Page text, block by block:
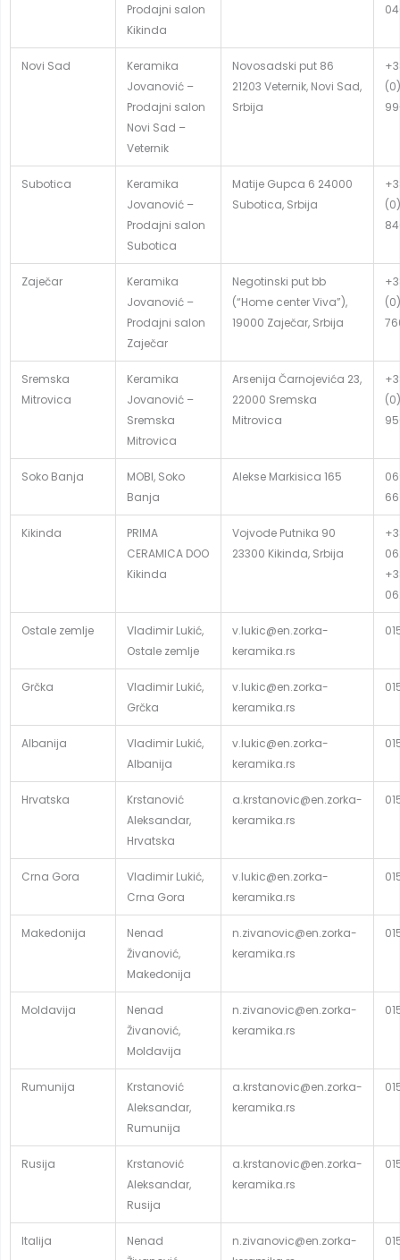
Prodajni salon
Kikinda
Novi Sad
Keramika
Jovanović –
Prodajni salon
Novi Sad –
Veternik
Novosadski put 86
21203 Veternik, Novi Sad,
Srbija
Subotica
Keramika
Jovanović –
Prodajni salon
Subotica
Matije Gupca 6 24000
Subotica, Srbija
Zaječar
Keramika
Jovanović –
Prodajni salon
Zaječar
Negotinski put bb
(“Home center Viva”),
19000 Zaječar, Srbija
Sremska
Mitrovica
Keramika
Jovanović –
Sremska
Mitrovica
Arsenija Čarnojevića 23,
22000 Sremska
Mitrovica
Soko Banja
MOBI, Soko
Banja
Alekse Markisica 165
66
Kikinda
PRIMA
CERAMICA DOO
Kikinda
Vojvode Putnika 90
23300 Kikinda, Srbija
Ostale zemlje
Vladimir Lukić,
Ostale zemlje
v.lukic@en.zorka-
keramika.rs
Grčka
Vladimir Lukić,
Grčka
v.lukic@en.zorka-
keramika.rs
Albanija
Vladimir Lukić,
Albanija
v.lukic@en.zorka-
keramika.rs
Hrvatska
Krstanović
Aleksandar,
Hrvatska
a.krstanovic@en.zorka-
keramika.rs
Crna Gora
Vladimir Lukić,
Crna Gora
v.lukic@en.zorka-
keramika.rs
Makedonija
Nenad
Živanović,
Makedonija
n.zivanovic@en.zorka-
keramika.rs
Moldavija
Nenad
Živanović,
Moldavija
n.zivanovic@en.zorka-
keramika.rs
Rumunija
Krstanović
Aleksandar,
Rumunija
a.krstanovic@en.zorka-
keramika.rs
Rusija
Krstanović
Aleksandar,
Rusija
a.krstanovic@en.zorka-
keramika.rs
Italija
Nenad
n.zivanovic@en.zorka-